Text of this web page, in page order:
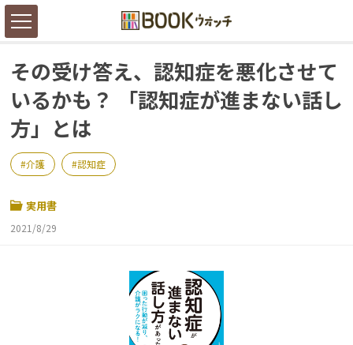
その受け答え、認知症を悪化させて
いるかも？ 「認知症が進まない話し
方」とは
介護 認知症
実用書
2021/8/29